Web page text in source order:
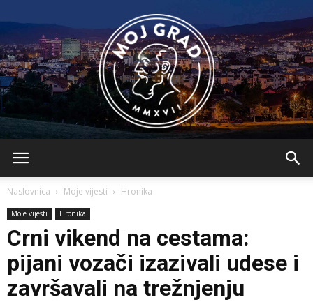
Naslovnica Moje vijesti Hronika
Moje vijesti Hronika
Crni vikend na cestama:
pijani vozači izazivali udesе i
završavali na trežnjenju